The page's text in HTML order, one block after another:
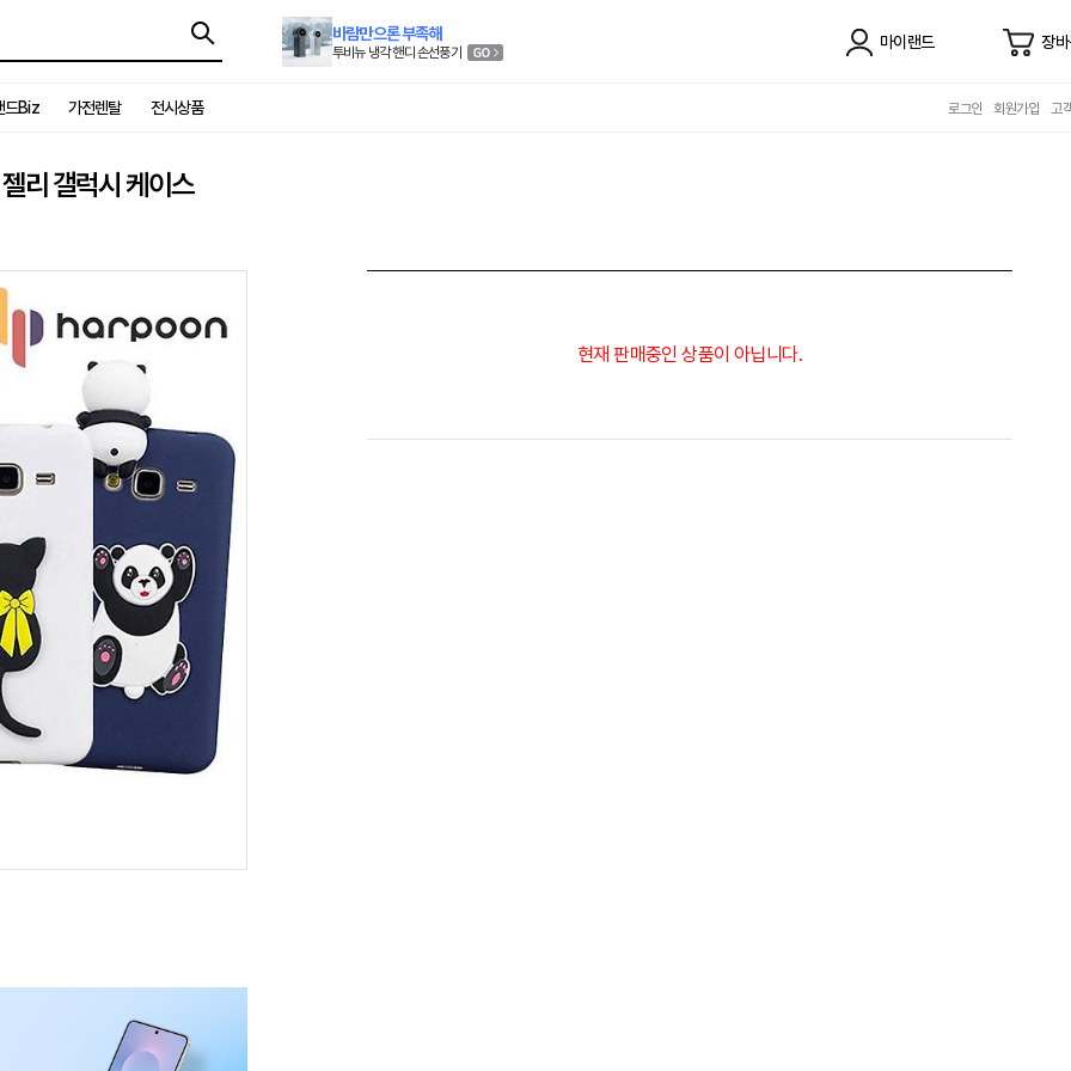
바람만으론 부족해
투비뉴 냉각 핸디 손선풍기
마이랜드 장
드Biz 가전렌탈 전시상품 로그인 회원가입 고
리 갤럭시 케이스
현재 판매중인 상품이 아닙니다.